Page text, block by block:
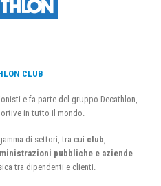
CLUB
e fa parte del gruppo Decathlon,
in tutto il mondo.
di settori, tra cui club
pubbliche e aziende
tra dipendenti e clienti.